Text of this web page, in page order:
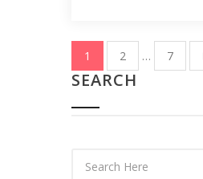
1 2 … 7
SEARCH